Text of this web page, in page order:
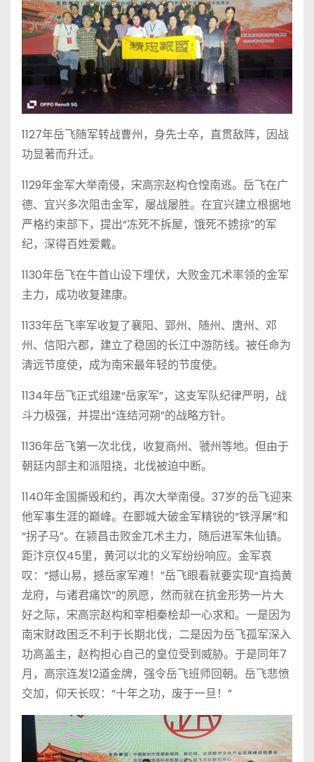
1127年岳飞随军转战曹州，身先士卒，直贯敌阵，因战
功显著而升迁。
1129年金军大举南侵，宋高宗赵构仓惶南逃。岳飞在广
德、宜兴多次阻击金军，屡战屡胜。在宜兴建立根据地
严格约束部下，提出“冻死不拆屋，饿死不掳掠”的军
纪，深得百姓爱戴。
1130年岳飞在牛首山设下埋伏，大败金兀术率领的金军
主力，成功收复建康。
1133年岳飞率军收复了襄阳、郢州、随州、唐州、邓
州、信阳六郡，建立了稳固的长江中游防线。被任命为
清远节度使，成为南宋最年轻的节度使。
1134年岳飞正式组建“岳家军”，这支军队纪律严明，战
斗力极强，并提出“连结河朔”的战略方针。
1136年岳飞第一次北伐，收复商州、虢州等地。但由于
朝廷内部主和派阻挠，北伐被迫中断。
1140年金国撕毁和约，再次大举南侵。37岁的岳飞迎来
他军事生涯的巅峰。在郾城大破金军精锐的“铁浮屠”和
“拐子马”。在颍昌击败金兀术主力，随后进军朱仙镇。
距汴京仅45里，黄河以北的义军纷纷响应。金军哀
叹：“撼山易，撼岳家军难！”岳飞眼看就要实现“直捣黄
龙府，与诸君痛饮”的夙愿，然而就在抗金形势一片大
好之际，宋高宗赵构和宰相秦桧却一心求和。一是因为
南宋财政困乏不利于长期北伐，二是因为岳飞孤军深入
功高盖主，赵构担心自己的皇位受到威胁。于是同年7
月，高宗连发12道金牌，强令岳飞班师回朝。岳飞悲愤
交加，仰天长叹：“十年之功，废于一旦！”